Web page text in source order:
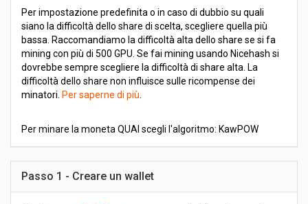
Per impostazione predefinita o in caso di dubbio su quali
siano la difficoltà dello share di scelta, scegliere quella più
bassa. Raccomandiamo la difficoltà alta dello share se si fa
mining con più di 500 GPU. Se fai mining usando Nicehash si
dovrebbe sempre scegliere la difficoltà di share alta. La
difficoltà dello share non influisce sulle ricompense dei
minatori. Per saperne di più
Per minare la moneta QUAI scegli l'algoritmo: KawPOW
Passo 1 - Creare un wallet